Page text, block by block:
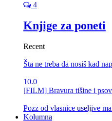
4
Knjige za poneti
Recent
Šta ne treba da nosiš kad
10.0
[FILM] Bravura tišine i
Pozz od vlasnice useljive
Kolumna